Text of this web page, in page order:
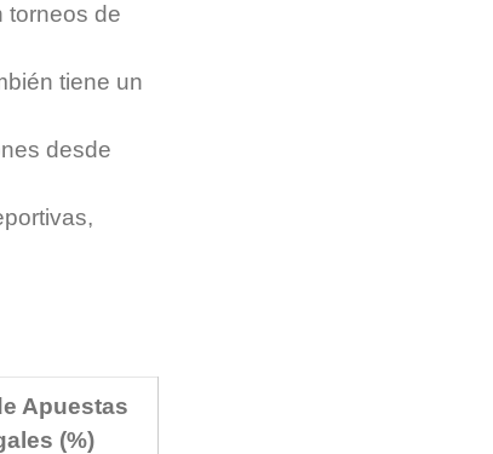
torneos de
tiene un
desde
Apuestas
(%)